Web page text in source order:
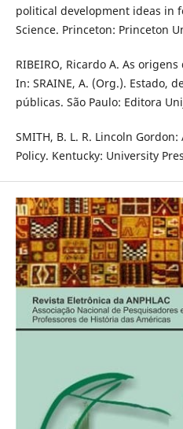
political development ideas in
Science. Princeton: Princeton
RIBEIRO, Ricardo A. As
In: SRAINE, A. (Org.). Estado,
públicas. São Paulo: Editora
SMITH, B. L. R. Lincoln
Policy. Kentucky: University